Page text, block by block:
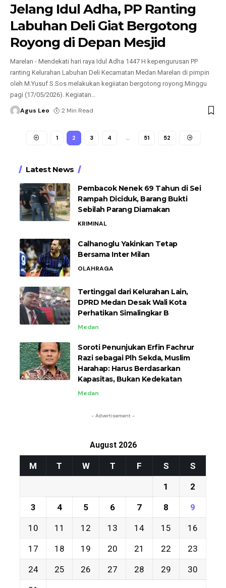
Jelang Idul Adha, PP Ranting
Labuhan Deli Giat Bergotong
Royong di Depan Mesjid
Marelan - Mendekati hari raya Idul Adha 1447 H kepengurusan PP
ranting Kelurahan Labuhan Deli Kecamatan Medan Marelan di pimpin
oleh M.Yusuf S.Sos melakukan kegiiatan bergotong royong.Minggu
pagi (17/05/2026). Kegiatan
Agus Leo 2 Min Read
1 2 3 4 … 51 52
Latest News
Pembacok Nenek 69 Tahun di Sei
Rampah Diciduk, Barang Bukti
Sebilah Parang Diamakan
KRIMINAL
Calhanoglu Yakinkan Tetap
Bersama Inter Milan
OLAHRAGA
Tertinggal dari Kelurahan Lain,
DPRD Medan Desak Wali Kota
Perhatikan Simalingkar B
Medan
Soroti Penunjukan Erfin Fachrur
Razi sebagai Plh Sekda, Muslim
Harahap: Harus Berdasarkan
Kapasitas, Bukan Kedekatan
Medan
- Advertisement -
August 2026
M T W T F S S
1 2
3 4 5 6 7 8 9
10 11 12 13 14 15 16
17 18 19 20 21 22 23
24 25 26 27 28 29 30